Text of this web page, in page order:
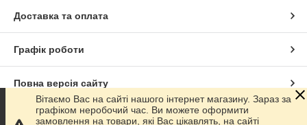
Доставка та оплата
Графік роботи
Повна версія сайту
Сайт створено на маркетплейсіProm.ua
Вітаємо Вас на сайті нашого інтернет магазину. Зараз за
графіком неробочий час. Ви можете оформити
замовлення на товари, які Вас цікавлять, на сайті